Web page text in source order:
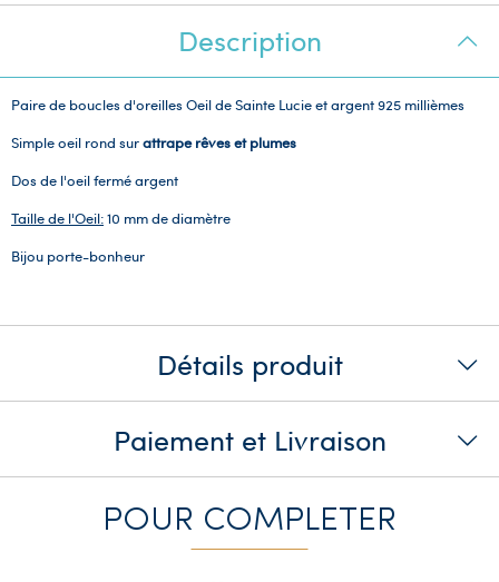
Description
Paire de boucles d'oreilles Oeil de Sainte Lucie et argent 925 millièmes
Simple oeil rond surattrape rêves et plumes
Dos de l'oeil fermé argent
Taille de l'Oeil:10 mm de diamètre
Bijou porte-bonheur
Détails produit
Paiement et Livraison
POUR COMPLETER